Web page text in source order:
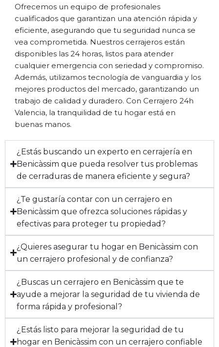
Ofrecemos un equipo de profesionales
cualificados que garantizan una atención rápida y
eficiente, asegurando que tu seguridad nunca se
vea comprometida. Nuestros cerrajeros están
disponibles las 24 horas, listos para atender
cualquier emergencia con seriedad y compromiso.
Además, utilizamos tecnología de vanguardia y los
mejores productos del mercado, garantizando un
trabajo de calidad y duradero. Con Cerrajero 24h
Valencia, la tranquilidad de tu hogar está en
buenas manos.
¿Estás buscando un experto en cerrajería en
Benicàssim que pueda resolver tus problemas
de cerraduras de manera eficiente y segura?
¿Te gustaría contar con un cerrajero en
Benicàssim que ofrezca soluciones rápidas y
efectivas para proteger tu propiedad?
¿Quieres asegurar tu hogar en Benicàssim con
un cerrajero profesional y de confianza?
¿Buscas un cerrajero en Benicàssim que te
ayude a mejorar la seguridad de tu vivienda de
forma rápida y profesional?
¿Estás listo para mejorar la seguridad de tu
hogar en Benicàssim con un cerrajero confiable